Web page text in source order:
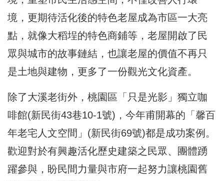
境，更期待活化後的特色老屋成為市區一大亮
點，就像大稻埕的特色商鋪等，老屋開啟了民
眾與城市的故事鏈結，也讓老屋的價值不再只
是土地與建物，更多了一份觀光文化資產。
除了大溪老街外，桃園區「只是光影」獨立咖
啡館(新民街43巷10-1號)，今年甫開幕的「馨百
年老宅人文空間」(新民街69號)都是成功案例。
歡迎對於有興趣活化歷史建築之民眾、團體踴
躍參與，盼民間力量與市府一起努力讓桃園舊